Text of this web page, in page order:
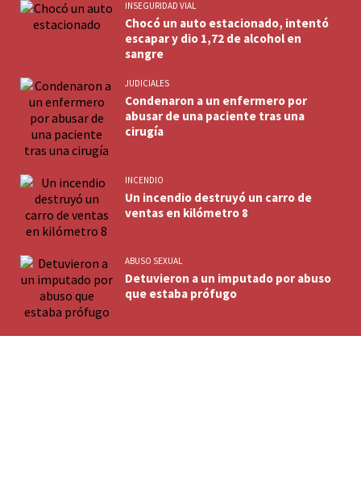
INSEGURIDAD VIAL
Chocó un auto estacionado, intentó
escapar y dio 1,72 de alcohol en
sangre
JUDICIALES
Condenaron a un enfermero por
abusar de una paciente tras una
cirugía
INCENDIO
Un incendio destruyó un carro de
ventas en kilómetro 8
ABUSO SEXUAL
Detuvieron a un imputado por abuso
que estaba prófugo